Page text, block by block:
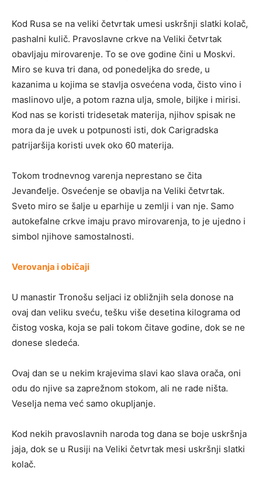
Kod Rusa se na veliki četvrtak umesi uskršnji slatki kolač,
pashalni kulič. Pravoslavne crkve na Veliki četvrtak
obavljaju mirovarenje. To se ove godine čini u Moskvi.
Miro se kuva tri dana, od ponedeljka do srede, u
kazanima u kojima se stavlja osvećena voda, čisto vino i
maslinovo ulje, a potom razna ulja, smole, biljke i mirisi.
Kod nas se koristi tridesetak materija, njihov spisak ne
mora da je uvek u potpunosti isti, dok Carigradska
patrijaršija koristi uvek oko 60 materija.
Tokom trodnevnog varenja neprestano se čita
Jevanđelje. Osvećenje se obavlja na Veliki četvrtak.
Sveto miro se šalje u eparhije u zemlji i van nje. Samo
autokefalne crkve imaju pravo mirovarenja, to je ujedno i
simbol njihove samostalnosti.
Verovanja i običaji
U manastir Tronošu seljaci iz obližnjih sela donose na
ovaj dan veliku sveću, tešku više desetina kilograma od
čistog voska, koja se pali tokom čitave godine, dok se ne
donese sledeća.
Ovaj dan se u nekim krajevima slavi kao slava orača, oni
odu do njive sa zaprežnom stokom, ali ne rade ništa.
Veselja nema već samo okupljanje.
Kod nekih pravoslavnih naroda tog dana se boje uskršnja
jaja, dok se u Rusiji na Veliki četvrtak mesi uskršnji slatki
kolač.